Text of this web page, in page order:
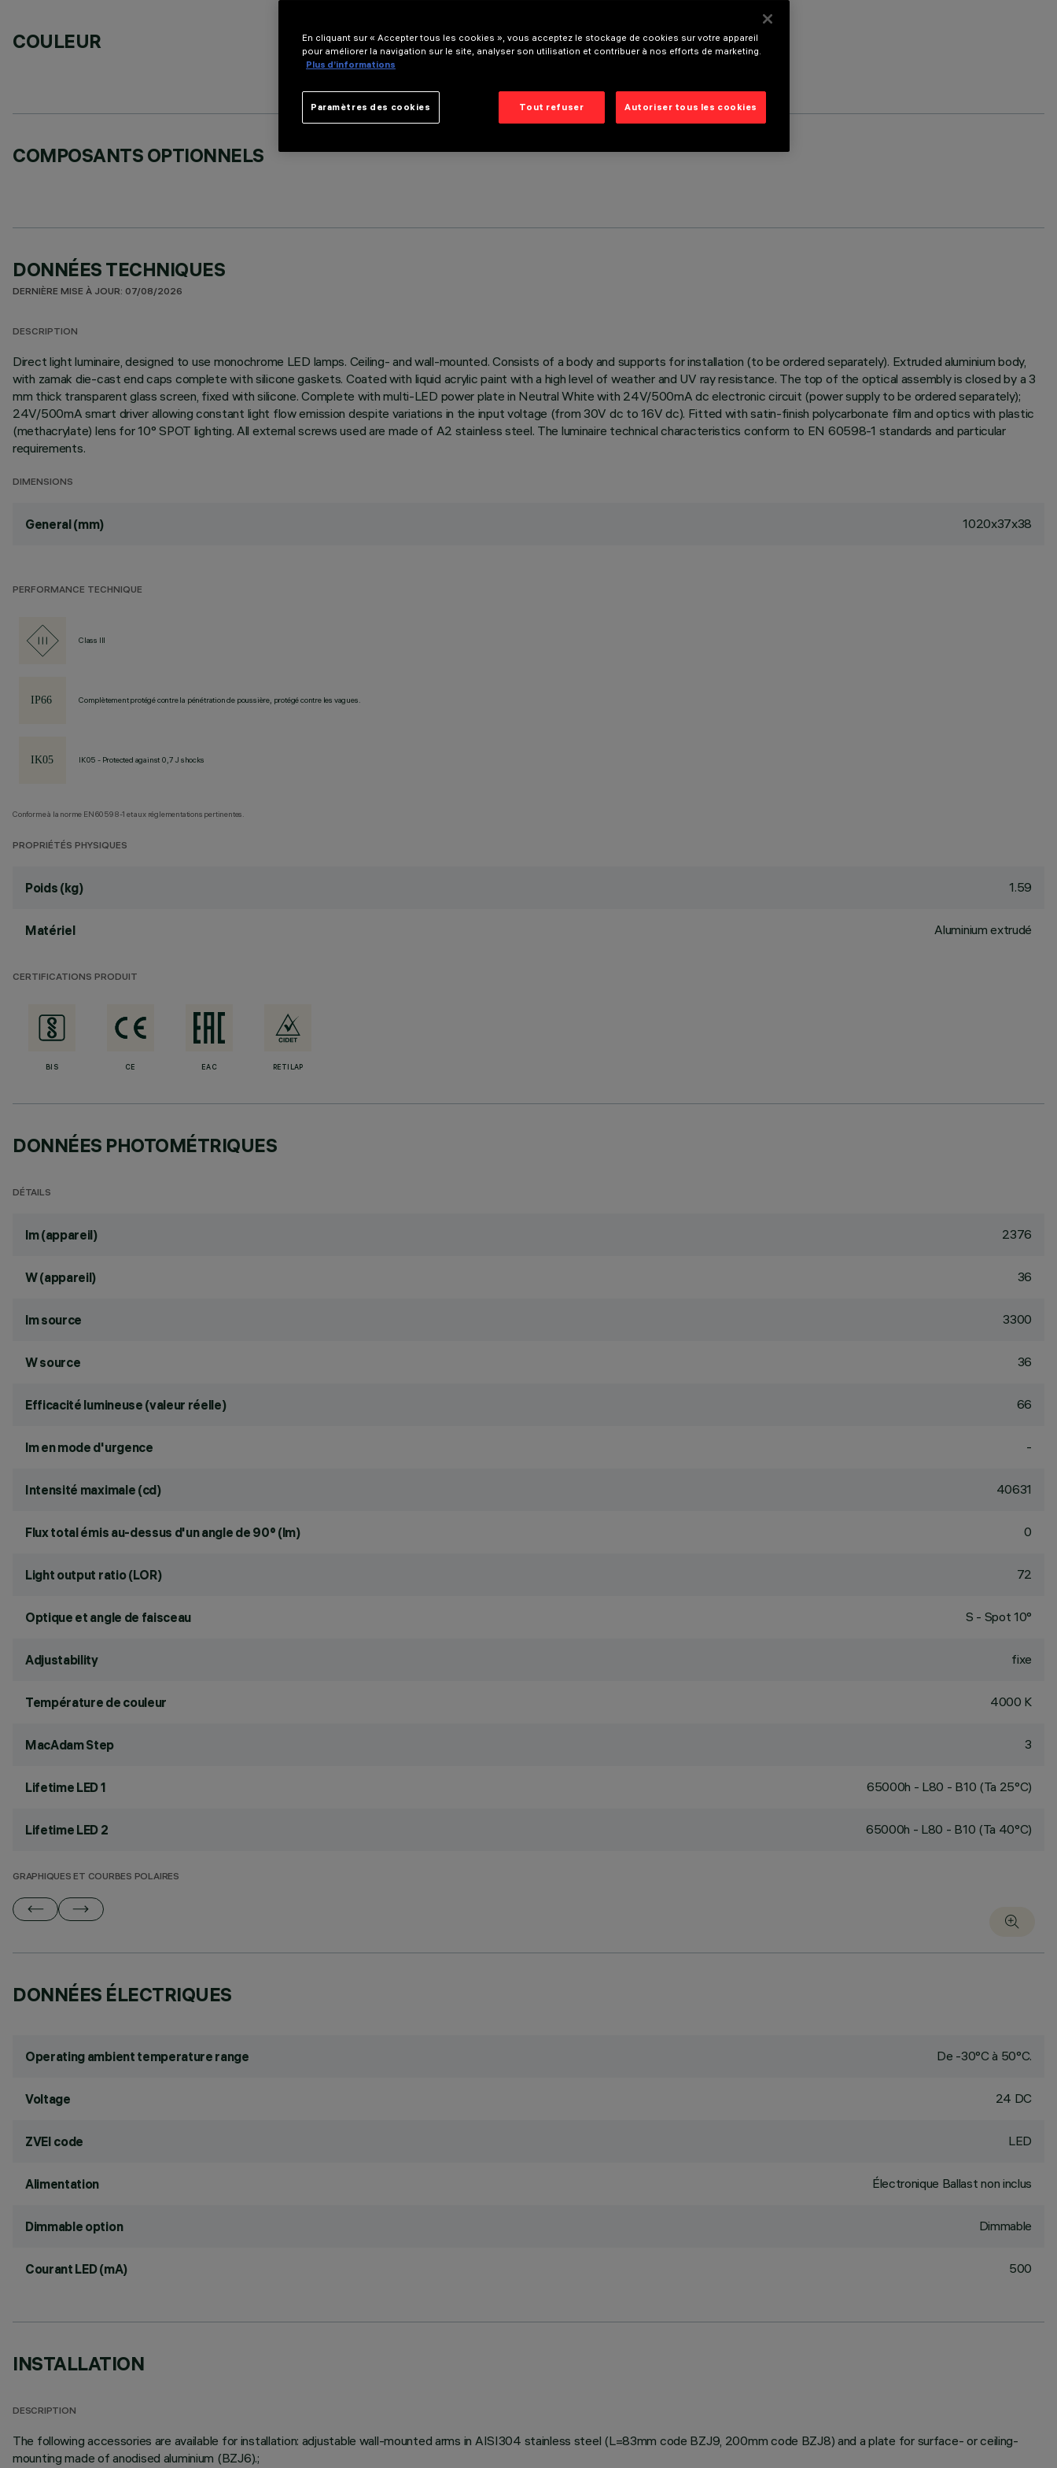
COULEUR
COMPOSANTS OPTIONNELS
DONNÉES TECHNIQUES
DERNIÈRE MISE À JOUR: 07/08/2026
DESCRIPTION
Direct light luminaire, designed to use monochrome LED lamps. Ceiling- and wall-mounted. Consists of a body and supports for installation (to be ordered separately). Extruded aluminium body,
with zamak die-cast end caps complete with silicone gaskets. Coated with liquid acrylic paint with a high level of weather and UV ray resistance. The top of the optical assembly is closed by a 3
mm thick transparent glass screen, fixed with silicone. Complete with multi-LED power plate in Neutral White with 24V/500mA dc electronic circuit (power supply to be ordered separately);
24V/500mA smart driver allowing constant light flow emission despite variations in the input voltage (from 30V dc to 16V dc). Fitted with satin-finish polycarbonate film and optics with plastic
(methacrylate) lens for 10° SPOT lighting. All external screws used are made of A2 stainless steel. The luminaire technical characteristics conform to EN 60598-1 standards and particular
requirements.
DIMENSIONS
General (mm) 1020x37x38
PERFORMANCE TECHNIQUE
Class III
Complètement protégé contre la pénétration de poussière, protégé contre les vagues.
IK05 - Protected against 0,7 J shocks
Conforme à la norme EN60598-1 et aux réglementations pertinentes.
PROPRIÉTÉS PHYSIQUES
Poids (kg) 1.59
Matériel Aluminium extrudé
CERTIFICATIONS PRODUIT
BIS CE EAC RETILAP
DONNÉES PHOTOMÉTRIQUES
DÉTAILS
lm (appareil) 2376
W (appareil) 36
lm source 3300
W source 36
Efficacité lumineuse (valeur réelle) 66
lm en mode d'urgence -
Intensité maximale (cd) 40631
Flux total émis au-dessus d'un angle de 90° (lm) 0
Light output ratio (LOR) 72
Optique et angle de faisceau S - Spot 10°
Adjustability fixe
Température de couleur 4000 K
MacAdam Step 3
Lifetime LED 1 65000h - L80 - B10 (Ta 25°C)
Lifetime LED 2 65000h - L80 - B10 (Ta 40°C)
GRAPHIQUES ET COURBES POLAIRES
DONNÉES ÉLECTRIQUES
Operating ambient temperature range De -30°C à 50°C.
Voltage 24 DC
ZVEI code LED
Alimentation Électronique Ballast non inclus
Dimmable option Dimmable
Courant LED (mA) 500
INSTALLATION
DESCRIPTION
The following accessories are available for installation: adjustable wall-mounted arms in AISI304 stainless steel (L=83mm code BZJ9, 200mm code BZJ8) and a plate for surface- or ceiling-
mounting made of anodised aluminium (BZJ6).;
En cliquant sur « Accepter tous les cookies », vous acceptez le stockage de cookies sur votre appareil
pour améliorer la navigation sur le site, analyser son utilisation et contribuer à nos efforts de marketing.
Plus d’informations
Tout refuser Autoriser tous les cookies
Paramètres des cookies